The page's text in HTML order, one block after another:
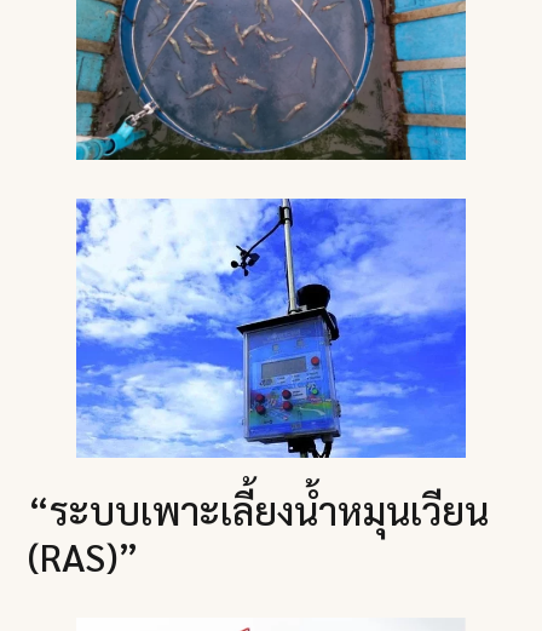
“ระบบเพาะเลี้ยงน้ำหมุนเวียน
(RAS)”